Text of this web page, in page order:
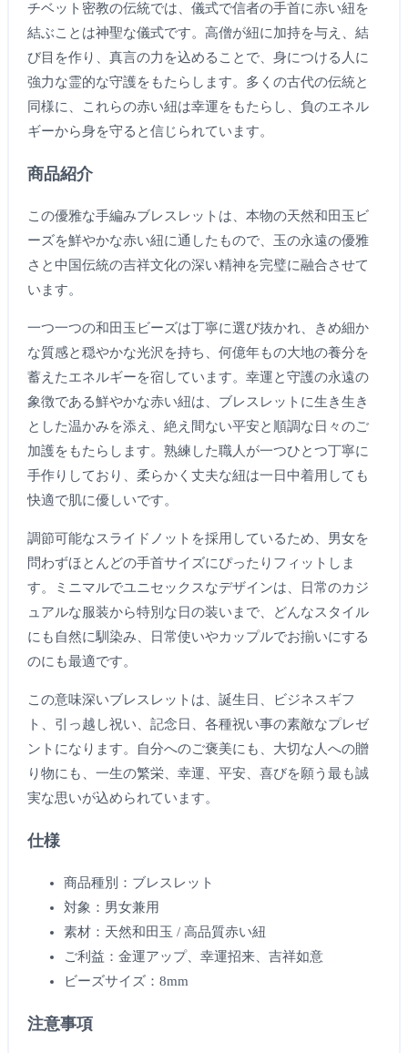
チベット密教の伝統では、儀式で信者の手首に赤い紐を
結ぶことは神聖な儀式です。高僧が紐に加持を与え、結
び目を作り、真言の力を込めることで、身につける人に
強力な霊的な守護をもたらします。多くの古代の伝統と
同様に、これらの赤い紐は幸運をもたらし、負のエネル
ギーから身を守ると信じられています。
商品紹介
この優雅な手編みブレスレットは、本物の天然和田玉ビ
ーズを鮮やかな赤い紐に通したもので、玉の永遠の優雅
さと中国伝統の吉祥文化の深い精神を完璧に融合させて
います。
一つ一つの和田玉ビーズは丁寧に選び抜かれ、きめ細か
な質感と穏やかな光沢を持ち、何億年もの大地の養分を
蓄えたエネルギーを宿しています。幸運と守護の永遠の
象徴である鮮やかな赤い紐は、ブレスレットに生き生き
とした温かみを添え、絶え間ない平安と順調な日々のご
加護をもたらします。熟練した職人が一つひとつ丁寧に
手作りしており、柔らかく丈夫な紐は一日中着用しても
快適で肌に優しいです。
調節可能なスライドノットを採用しているため、男女を
問わずほとんどの手首サイズにぴったりフィットしま
す。ミニマルでユニセックスなデザインは、日常のカジ
ュアルな服装から特別な日の装いまで、どんなスタイル
にも自然に馴染み、日常使いやカップルでお揃いにする
のにも最適です。
この意味深いブレスレットは、誕生日、ビジネスギフ
ト、引っ越し祝い、記念日、各種祝い事の素敵なプレゼ
ントになります。自分へのご褒美にも、大切な人への贈
り物にも、一生の繁栄、幸運、平安、喜びを願う最も誠
実な思いが込められています。
仕様
商品種別：ブレスレット
対象：男女兼用
素材：天然和田玉 / 高品質赤い紐
ご利益：金運アップ、幸運招来、吉祥如意
ビーズサイズ：8mm
注意事項